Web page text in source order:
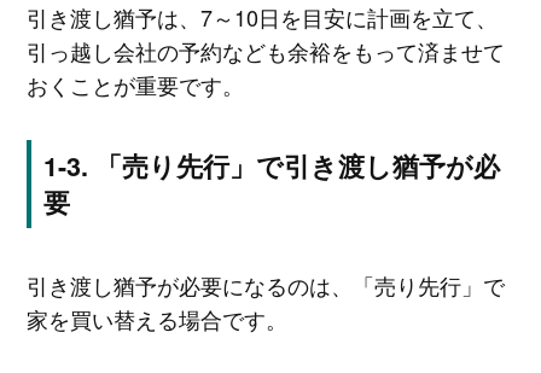
引き渡し猶予は、7～10日を目安に計画を立て、
引っ越し会社の予約なども余裕をもって済ませて
おくことが重要です。
「売り先行」で引き渡し猶予が必
要
引き渡し猶予が必要になるのは、「売り先行」で
家を買い替える場合です。